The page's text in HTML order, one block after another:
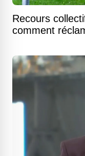
Recours
comment